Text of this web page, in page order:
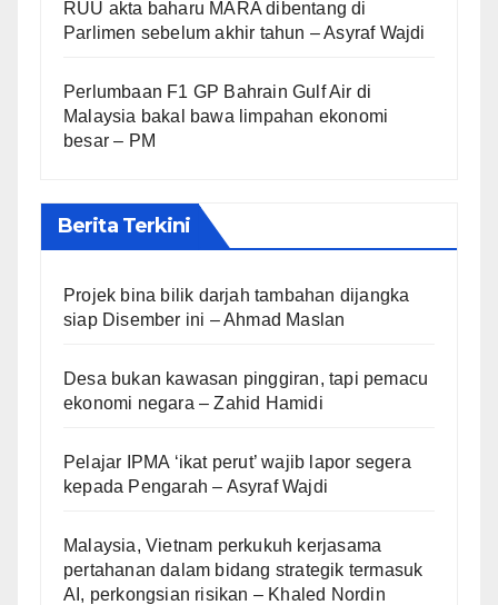
RUU akta baharu MARA dibentang di
Parlimen sebelum akhir tahun – Asyraf Wajdi
Perlumbaan F1 GP Bahrain Gulf Air di
Malaysia bakal bawa limpahan ekonomi
besar – PM
Berita Terkini
Projek bina bilik darjah tambahan dijangka
siap Disember ini – Ahmad Maslan
Desa bukan kawasan pinggiran, tapi pemacu
ekonomi negara – Zahid Hamidi
Pelajar IPMA ‘ikat perut’ wajib lapor segera
kepada Pengarah – Asyraf Wajdi
Malaysia, Vietnam perkukuh kerjasama
pertahanan dalam bidang strategik termasuk
AI, perkongsian risikan – Khaled Nordin